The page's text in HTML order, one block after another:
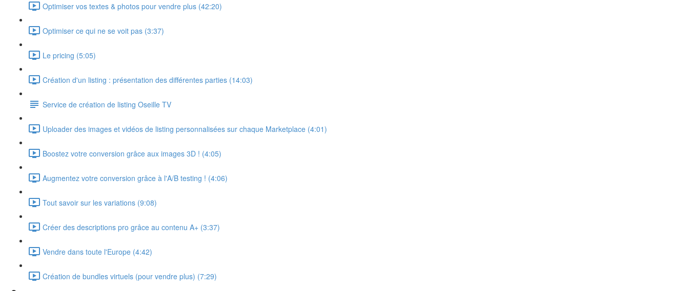
Optimiser vos textes & photos pour vendre plus (42:20)
Optimiser ce qui ne se voit pas (3:37)
Le pricing (5:05)
Création d'un listing : présentation des différentes parties (14:03)
Service de création de listing Oseille TV
Uploader des images et vidéos de listing personnalisées sur chaque Marketplace (4:01)
Boostez votre conversion grâce aux images 3D ! (4:05)
Augmentez votre conversion grâce à l'A/B testing ! (4:06)
Tout savoir sur les variations (9:08)
Créer des descriptions pro grâce au contenu A+ (3:37)
Vendre dans toute l'Europe (4:42)
Création de bundles virtuels (pour vendre plus) (7:29)